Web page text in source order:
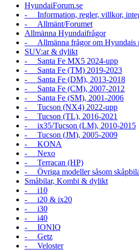
HyundaiForum.se
- Information, regler, villkor,
- Allmänt/Forumet
Allmänna Hyundaifrågor
- Allmänna frågor om Hyundais
SUV:ar & dylikt
- Santa Fe MX5 2024-upp
- Santa Fe (TM) 2019-2023
- Santa Fe (DM), 2013-2018
- Santa Fe (CM), 2007-2012
- Santa Fe (SM), 2001-2006
- Tucson (NX4) 2022-upp
- Tucson (TL), 2016-2021
- ix35/Tucson (LM), 2010-2015
- Tucson (JM), 2005-2009
- KONA
- Nexo
- Terracan (HP)
- Övriga modeller såsom
Småbilar, Kombi & dylikt
- i10
- i20 & ix20
- i30
- i40
- IONIQ
- Getz
- Veloster